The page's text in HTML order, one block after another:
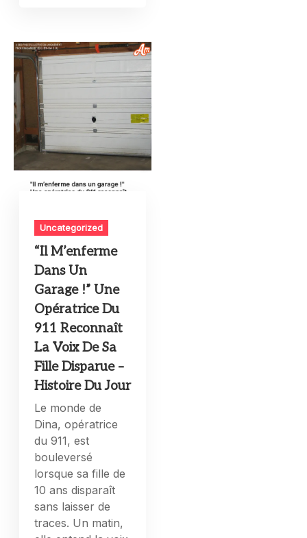
Uncategorized
“Il M’enferme
Dans Un
Garage !” Une
Opératrice Du
911 Reconnaît
La Voix De Sa
Fille Disparue –
Histoire Du Jour
Le monde de
Dina, opératrice
du 911, est
bouleversé
lorsque sa fille de
10 ans disparaît
sans laisser de
traces. Un matin,